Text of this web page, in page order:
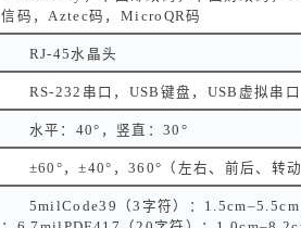
信码，Aztec码，MicroQR码
RJ-45水晶头
RS-232串口，USB键盘，USB虚拟串口
水平：40°，竖直：30°
±60°，±40°，360°（左右、前后、转动
5milCode39（3字符）：